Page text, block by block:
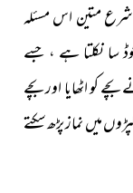
شرع متین اس مسئلہ
نکلتا ہے ، جسے
کو اٹھایا اور بچے
میں نماز پڑھ سکتے